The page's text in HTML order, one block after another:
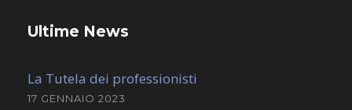
Ultime News
La Tutela dei professionisti
17 GENNAIO 2023